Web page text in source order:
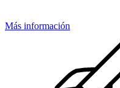
Más información